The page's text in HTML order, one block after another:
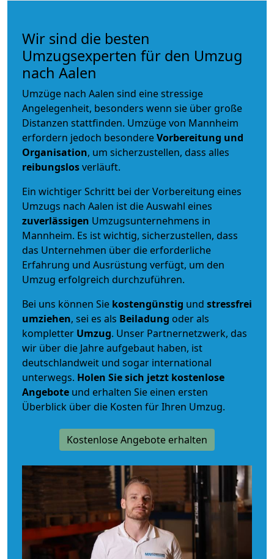
Wir sind die besten
Umzugsexperten für den Umzug
nach Aalen
Umzüge nach Aalen sind eine stressige
Angelegenheit, besonders wenn sie über große
Distanzen stattfinden. Umzüge von Mannheim
erfordern jedoch besondereVorbereitung und
Organisation, um sicherzustellen, dass alles
reibungslosverläuft.
Ein wichtiger Schritt bei der Vorbereitung eines
Umzugs nach Aalen ist die Auswahl eines
zuverlässigen Umzugsunternehmens in
Mannheim. Es ist wichtig, sicherzustellen, dass
das Unternehmen über die erforderliche
Erfahrung und Ausrüstung verfügt, um den
Umzug erfolgreich durchzuführen.
Bei uns können Sie kostengünstig und stressfrei
umziehen, sei es als Beiladung oder als
kompletter Umzug. Unser Partnernetzwerk, das
wir über die Jahre aufgebaut haben, ist
deutschlandweit und sogar international
unterwegs. Holen Sie sich jetzt kostenlose
Angebote und erhalten Sie einen ersten
Überblick über die Kosten für Ihren Umzug.
Kostenlose Angebote erhalten